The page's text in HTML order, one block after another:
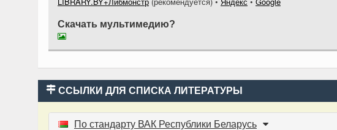
Скачать мультимедию?
ССЫЛКИ ДЛЯ СПИСКА ЛИТЕРАТУРЫ
По стандарту ВАК Республики Беларусь